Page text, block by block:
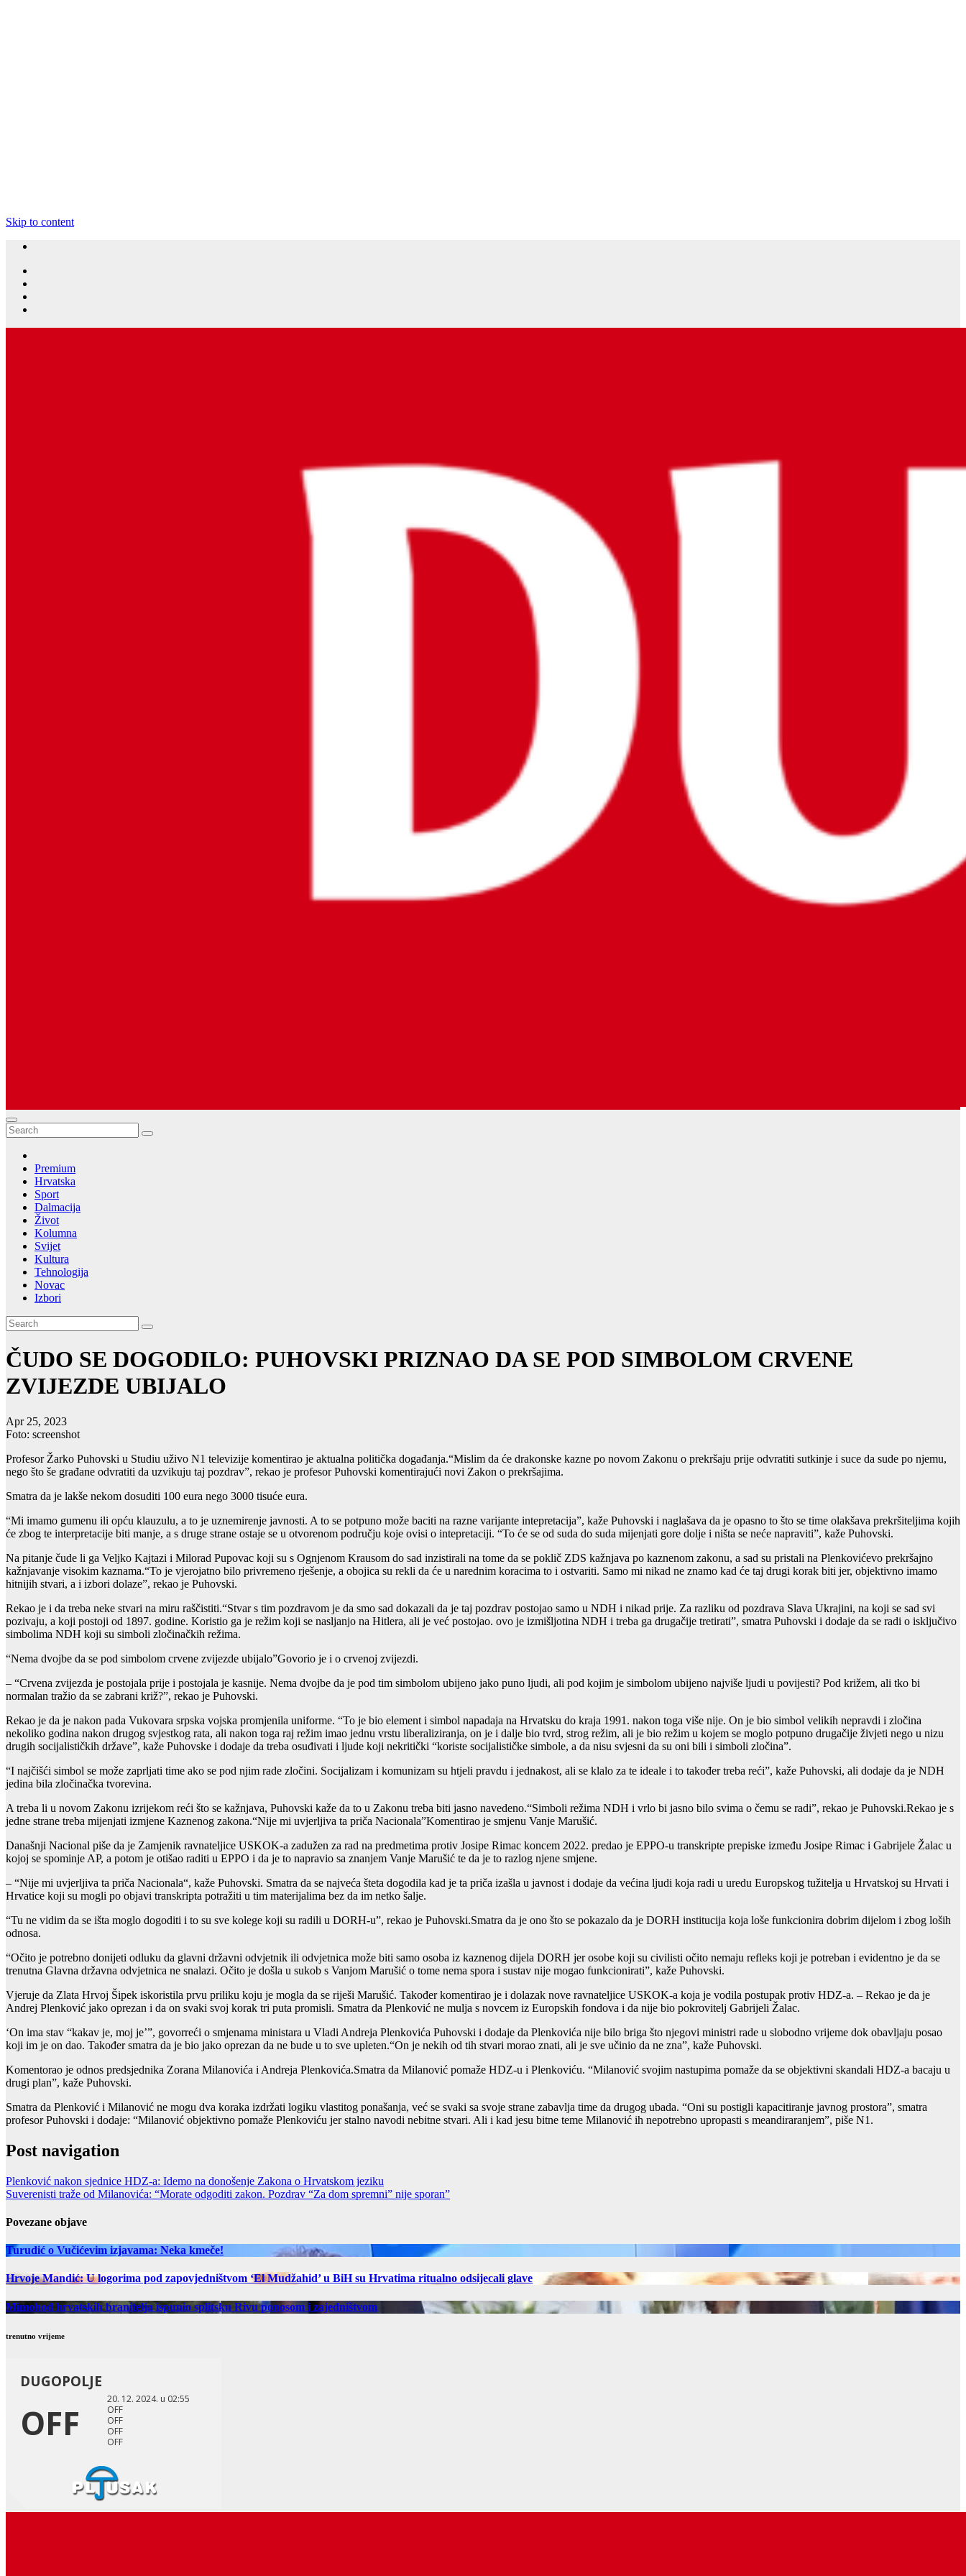
Skip to content
Dugopolje Portal
Najnovije vijesti Hrvatske, Dalmacije i Svijeta
Premium
Hrvatska
Sport
Dalmacija
Život
Kolumna
Svijet
Kultura
Tehnologija
Novac
Izbori
ČUDO SE DOGODILO: PUHOVSKI PRIZNAO DA SE POD SIMBOLOM CRVENE
ZVIJEZDE UBIJALO
Apr 25, 2023
Foto: screenshot
Profesor Žarko Puhovski u Studiu uživo N1 televizije komentirao je aktualna politička događanja.“Mislim da će drakonske kazne po novom Zakonu o prekršaju prije odvratiti sutkinje i suce da sude po njemu,
nego što še građane odvratiti da uzvikuju taj pozdrav”, rekao je profesor Puhovski komentirajući novi Zakon o prekršajima.
Smatra da je lakše nekom dosuditi 100 eura nego 3000 tisuće eura.
“Mi imamo gumenu ili opću klauzulu, a to je uznemirenje javnosti. A to se potpuno može baciti na razne varijante intepretacija”, kaže Puhovski i naglašava da je opasno to što se time olakšava prekršiteljima kojih
će zbog te interpretacije biti manje, a s druge strane ostaje se u otvorenom području koje ovisi o intepretaciji. “To će se od suda do suda mijenjati gore dolje i ništa se neće napraviti”, kaže Puhovski.
Na pitanje čude li ga Veljko Kajtazi i Milorad Pupovac koji su s Ognjenom Krausom do sad inzistirali na tome da se poklič ZDS kažnjava po kaznenom zakonu, a sad su pristali na Plenkovićevo prekršajno
kažnjavanje visokim kaznama.“To je vjerojatno bilo privremeno rješenje, a obojica su rekli da će u narednim koracima to i ostvariti. Samo mi nikad ne znamo kad će taj drugi korak biti jer, objektivno imamo
hitnijih stvari, a i izbori dolaze”, rekao je Puhovski.
Rekao je i da treba neke stvari na miru raščistiti.“Stvar s tim pozdravom je da smo sad dokazali da je taj pozdrav postojao samo u NDH i nikad prije. Za razliku od pozdrava Slava Ukrajini, na koji se sad svi
pozivaju, a koji postoji od 1897. godine. Koristio ga je režim koji se nasljanjo na Hitlera, ali je već postojao. ovo je izmišljotina NDH i treba ga drugačije tretirati”, smatra Puhovski i dodaje da se radi o isključivo
simbolima NDH koji su simboli zločinačkih režima.
“Nema dvojbe da se pod simbolom crvene zvijezde ubijalo”Govorio je i o crvenoj zvijezdi.
– “Crvena zvijezda je postojala prije i postojala je kasnije. Nema dvojbe da je pod tim simbolom ubijeno jako puno ljudi, ali pod kojim je simbolom ubijeno najviše ljudi u povijesti? Pod križem, ali tko bi
normalan tražio da se zabrani križ?”, rekao je Puhovski.
Rekao je da je nakon pada Vukovara srpska vojska promjenila uniforme. “To je bio element i simbol napadaja na Hrvatsku do kraja 1991. nakon toga više nije. On je bio simbol velikih nepravdi i zločina
nekoliko godina nakon drugog svjestkog rata, ali nakon toga raj režim imao jednu vrstu liberaliziranja, on je i dalje bio tvrd, strog režim, ali je bio režim u kojem se moglo potpuno drugačije živjeti nego u nizu
drugih socijalističkih države”, kaže Puhovske i dodaje da treba osuđivati i ljude koji nekritički “koriste socijalističke simbole, a da nisu svjesni da su oni bili i simboli zločina”.
“I najčišći simbol se može zaprljati time ako se pod njim rade zločini. Socijalizam i komunizam su htjeli pravdu i jednakost, ali se klalo za te ideale i to također treba reći”, kaže Puhovski, ali dodaje da je NDH
jedina bila zločinačka tvorevina.
A treba li u novom Zakonu izrijekom reći što se kažnjava, Puhovski kaže da to u Zakonu treba biti jasno navedeno.“Simboli režima NDH i vrlo bi jasno bilo svima o čemu se radi”, rekao je Puhovski.Rekao je s
jedne strane treba mijenjati izmjene Kaznenog zakona.“Nije mi uvjerljiva ta priča Nacionala”Komentirao je smjenu Vanje Marušić.
Današnji Nacional piše da je Zamjenik ravnateljice USKOK-a zadužen za rad na predmetima protiv Josipe Rimac koncem 2022. predao je EPPO-u transkripte prepiske između Josipe Rimac i Gabrijele Žalac u
kojoj se spominje AP, a potom je otišao raditi u EPPO i da je to napravio sa znanjem Vanje Marušić te da je to razlog njene smjene.
– “Nije mi uvjerljiva ta priča Nacionala“, kaže Puhovski. Smatra da se najveća šteta dogodila kad je ta priča izašla u javnost i dodaje da većina ljudi koja radi u uredu Europskog tužitelja u Hrvatskoj su Hrvati i
Hrvatice koji su mogli po objavi transkripta potražiti u tim materijalima bez da im netko šalje.
“Tu ne vidim da se išta moglo dogoditi i to su sve kolege koji su radili u DORH-u”, rekao je Puhovski.Smatra da je ono što se pokazalo da je DORH institucija koja loše funkcionira dobrim dijelom i zbog loših
odnosa.
“Očito je potrebno donijeti odluku da glavni državni odvjetnik ili odvjetnica može biti samo osoba iz kaznenog dijela DORH jer osobe koji su civilisti očito nemaju refleks koji je potreban i evidentno je da se
trenutna Glavna državna odvjetnica ne snalazi. Očito je došla u sukob s Vanjom Marušić o tome nema spora i sustav nije mogao funkcionirati”, kaže Puhovski.
Vjeruje da Zlata Hrvoj Šipek iskoristila prvu priliku koju je mogla da se riješi Marušić. Također komentirao je i dolazak nove ravnateljice USKOK-a koja je vodila postupak protiv HDZ-a. – Rekao je da je
Andrej Plenković jako oprezan i da on svaki svoj korak tri puta promisli. Smatra da Plenković ne mulja s novcem iz Europskih fondova i da nije bio pokrovitelj Gabrijeli Žalac.
‘On ima stav “kakav je, moj je’”, govorreći o smjenama ministara u Vladi Andreja Plenkovića Puhovski i dodaje da Plenkovića nije bilo briga što njegovi ministri rade u slobodno vrijeme dok obavljaju posao
koji im je on dao. Također smatra da je bio jako oprezan da ne bude u to sve upleten.“On je nekih od tih stvari morao znati, ali je sve učinio da ne zna”, kaže Puhovski.
Komentorao je odnos predsjednika Zorana Milanovića i Andreja Plenkovića.Smatra da Milanović pomaže HDZ-u i Plenkoviću. “Milanović svojim nastupima pomaže da se objektivni skandali HDZ-a bacaju u
drugi plan”, kaže Puhovski.
Smatra da Plenković i Milanović ne mogu dva koraka izdržati logiku vlastitog ponašanja, već se svaki sa svoje strane zabavlja time da drugog ubada. “Oni su postigli kapacitiranje javnog prostora”, smatra
profesor Puhovski i dodaje: “Milanović objektivno pomaže Plenkoviću jer stalno navodi nebitne stvari. Ali i kad jesu bitne teme Milanović ih nepotrebno upropasti s meandiraranjem”, piše N1.
Post navigation
Plenković nakon sjednice HDZ-a: Idemo na donošenje Zakona o Hrvatskom jeziku
Suverenisti traže od Milanovića: “Morate odgoditi zakon. Pozdrav “Za dom spremni” nije sporan”
Povezane objave
Turudić o Vučićevim izjavama: Neka kmeče!
Hrvoje Mandić: U logorima pod zapovjedništvom ‘El Mudžahid’ u BiH su Hrvatima ritualno odsijecali glave
Mimohod hrvatskih branitelja ispunio splitsku Rivu ponosom i zajedništvom
trenutno vrijeme